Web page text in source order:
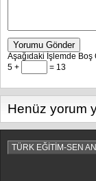
Yorumu Gönder
Aşağıdaki İşlemde Boş
5 +
= 13
Henüz yorum
TÜRK EĞİTİM-SEN